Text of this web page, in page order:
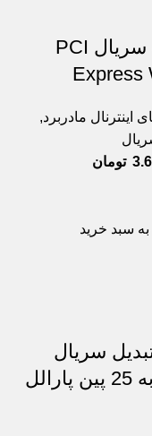
کارت سریال PCI
Express
اینترنال مادربرد,
تومان
به سبد خرید
سریال
ماده به 25 پین پارالل